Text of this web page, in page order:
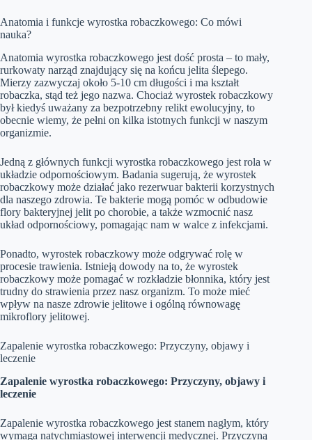
Anatomia i funkcje wyrostka robaczkowego: Co mówi
nauka?
Anatomia wyrostka robaczkowego jest dość prosta – to mały,
rurkowaty narząd znajdujący się na końcu jelita ślepego.
Mierzy zazwyczaj około 5-10 cm długości i ma kształt
robaczka, stąd też jego nazwa. Chociaż wyrostek robaczkowy
był kiedyś uważany za bezpotrzebny relikt ewolucyjny, to
obecnie wiemy, że pełni on kilka istotnych funkcji w naszym
organizmie.
Jedną z głównych funkcji wyrostka robaczkowego jest rola w
układzie odpornościowym. Badania sugerują, że wyrostek
robaczkowy może działać jako rezerwuar bakterii korzystnych
dla naszego zdrowia. Te bakterie mogą pomóc w odbudowie
flory bakteryjnej jelit po chorobie, a także wzmocnić nasz
układ odpornościowy, pomagając nam w walce z infekcjami.
Ponadto, wyrostek robaczkowy może odgrywać rolę w
procesie trawienia. Istnieją dowody na to, że wyrostek
robaczkowy może pomagać w rozkładzie błonnika, który jest
trudny do strawienia przez nasz organizm. To może mieć
wpływ na nasze zdrowie jelitowe i ogólną równowagę
mikroflory jelitowej.
Zapalenie wyrostka robaczkowego: Przyczyny, objawy i
leczenie
Zapalenie wyrostka robaczkowego: Przyczyny, objawy i
leczenie
Zapalenie wyrostka robaczkowego jest stanem nagłym, który
wymaga natychmiastowej interwencji medycznej. Przyczyną